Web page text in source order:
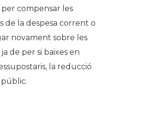
compensar les
de la despesa corrent o
novament sobre les
de per si baixes en
la reducció